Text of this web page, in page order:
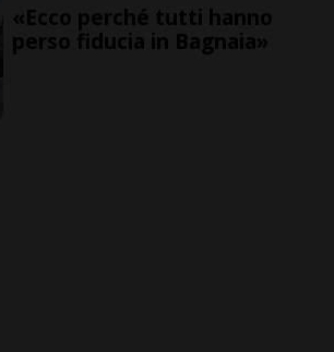
«Ecco perché tutti hanno
perso fiducia in Bagnaia»